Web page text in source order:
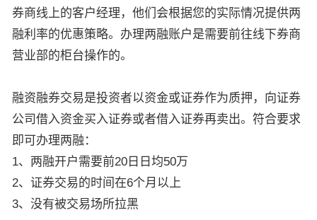
券商线上的客户经理，他们会根据您的实际情况提供两
融利率的优惠策略。办理两融账户是需要前往线下券商
营业部的柜台操作的。
融资融券交易是投资者以资金或证券作为质押，向证券
公司借入资金买入证券或者借入证券再卖出。符合要求
即可办理两融：
1、两融开户需要前20日日均50万
2、证券交易的时间在6个月以上
3、没有被交易场所拉黑